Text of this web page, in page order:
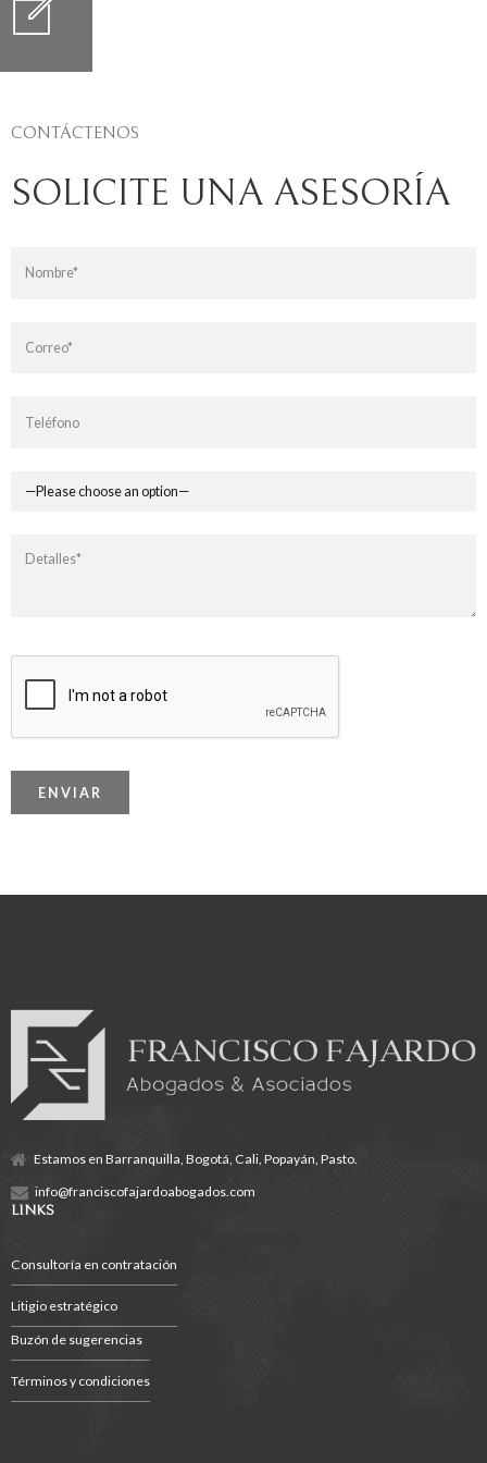
CONTÁCTENOS
SOLICITE UNA ASESORÍA
Estamos en Barranquilla, Bogotá, Cali, Popayán, Pasto.
info@franciscofajardoabogados.com
LINKS
Consultoría en contratación
Litigio estratégico
Buzón de sugerencias
Términos y condiciones